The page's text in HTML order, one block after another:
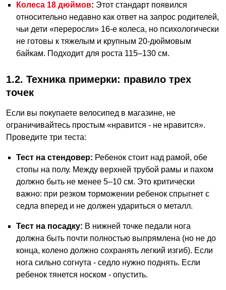
Колеса 18 дюймов: Этот стандарт появился
относительно недавно как ответ на запрос родителей,
чьи дети «переросли» 16-е колеса, но психологически
не готовы к тяжелым и крупным 20-дюймовым
байкам. Подходит для роста 115–130 см.
1.2. Техника примерки: правило трех
точек
Если вы покупаете велосипед в магазине, не
ограничивайтесь простым «нравится - не нравится».
Проведите три теста:
Тест на стендовер: Ребенок стоит над рамой, обе
стопы на полу. Между верхней трубой рамы и пахом
должно быть не менее 5–10 см. Это критически
важно: при резком торможении ребенок спрыгнет с
седла вперед и не должен удариться о металл.
Тест на посадку: В нижней точке педали нога
должна быть почти полностью выпрямлена (но не до
конца, колено должно сохранять легкий изгиб). Если
нога сильно согнута - седло нужно поднять. Если
ребенок тянется носком - опустить.